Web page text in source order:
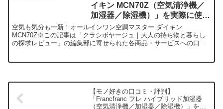
イキン MCN70Z（空気清浄機／
加湿器／除湿機）」を実際に使っ
てみた正直感想
空気も気分も一新！オールインワン空調マスター ダイキン
MCN70Z※この記事は「クラシボヤージュ｜大人の持ち物と暮らし
の探求レビュー」の編集部に寄せられた各商品・サービスへの口コ
【モノ好きの口コミ・評判】
「Francfranc フレ ハイブリッド加湿器
（空気清浄機／加湿器／除湿機）」を実